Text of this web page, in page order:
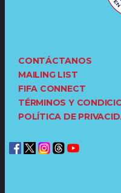
CONTÁCTANOS
MAILING LIST
FIFA CONNECT
TÉRMINOS Y
POLÍTICA DE